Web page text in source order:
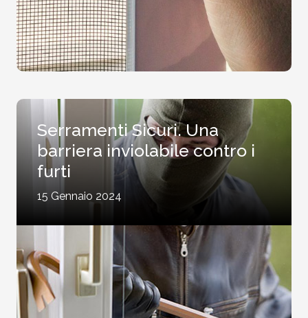
Serramenti Sicuri. Una
barriera inviolabile contro i
furti
15 Gennaio 2024